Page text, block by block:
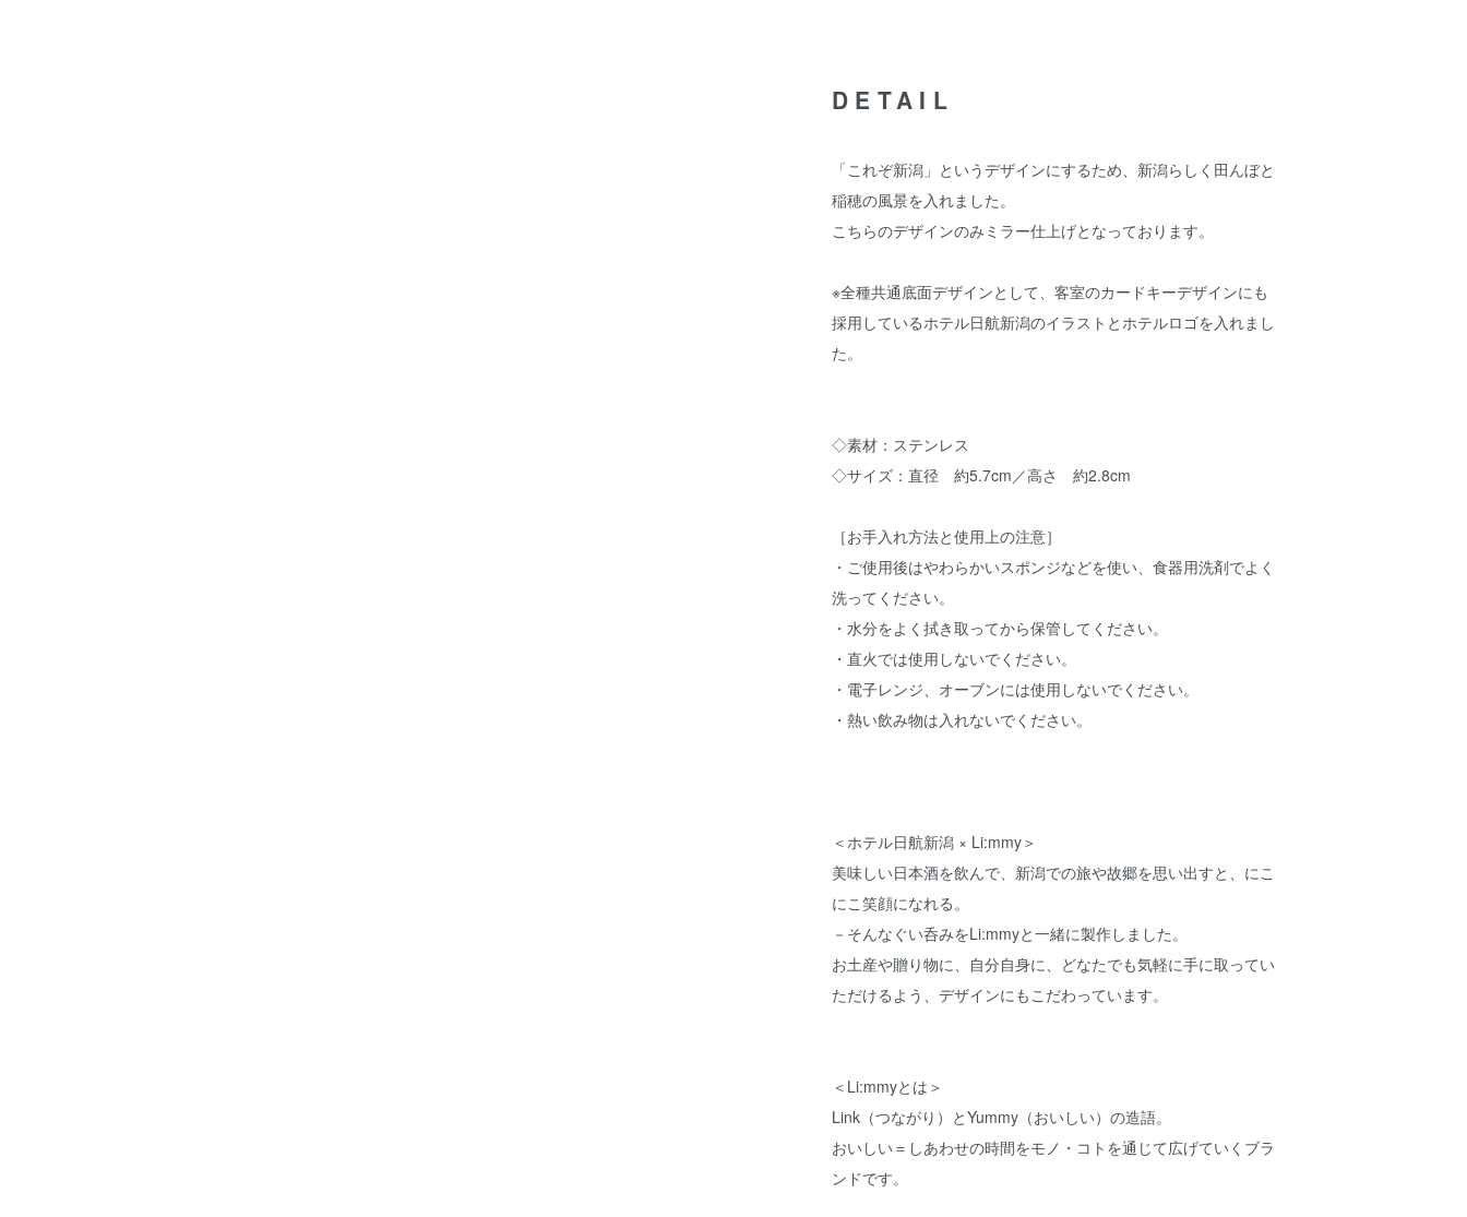
DETAIL
「これぞ新潟」というデザインにするため、新潟らしく田んぼと
稲穂の風景を入れました。
こちらのデザインのみミラー仕上げとなっております。
※全種共通底面デザインとして、客室のカードキーデザインにも
採用しているホテル日航新潟のイラストとホテルロゴを入れまし
た。
◇素材：ステンレス
◇サイズ：直径 約5.7cm／高さ 約2.8cm
［お手入れ方法と使用上の注意］
・ご使用後はやわらかいスポンジなどを使い、食器用洗剤でよく
洗ってください。
・水分をよく拭き取ってから保管してください。
・直火では使用しないでください。
・電子レンジ、オーブンには使用しないでください。
・熱い飲み物は入れないでください。
＜ホテル日航新潟 × Li:mmy＞
美味しい日本酒を飲んで、新潟での旅や故郷を思い出すと、にこ
にこ笑顔になれる。
－そんなぐい呑みをLi:mmyと一緒に製作しました。
お土産や贈り物に、自分自身に、どなたでも気軽に手に取ってい
ただけるよう、デザインにもこだわっています。
＜Li:mmyとは＞
Link（つながり）とYummy（おいしい）の造語。
おいしい＝しあわせの時間をモノ・コトを通じて広げていくブラ
ンドです。